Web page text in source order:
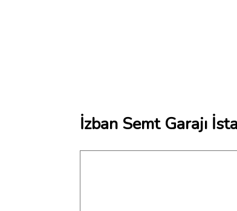
İzban Semt Garajı